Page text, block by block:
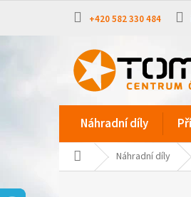
obsah
+420 582 330 484
Náhradní díly
Domů Náhradní díly